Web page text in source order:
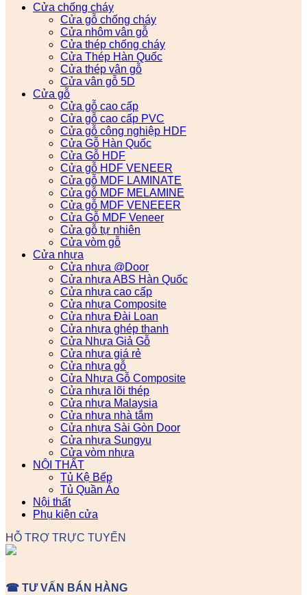
Cửa chống cháy
Cửa gỗ chống cháy
Cửa nhôm vân gỗ
Cửa thép chống cháy
Cửa Thép Hàn Quốc
Cửa thép vân gỗ
Cửa vân gỗ 5D
Cửa gỗ
Cửa gỗ cao cấp
Cửa gỗ cao cấp PVC
Cửa gỗ công nghiệp HDF
Cửa Gỗ Hàn Quốc
Cửa Gỗ HDF
Cửa gỗ HDF VENEER
Cửa gỗ MDF LAMINATE
Cửa gỗ MDF MELAMINE
Cửa gỗ MDF VENEEER
Cửa Gỗ MDF Veneer
Cửa gỗ tự nhiên
Cửa vòm gỗ
Cửa nhựa
Cửa nhựa @Door
Cửa nhựa ABS Hàn Quốc
Cửa nhựa cao cấp
Cửa nhựa Composite
Cửa nhựa Đài Loan
Cửa nhựa ghép thanh
Cửa Nhựa Giả Gỗ
Cửa nhựa giá rẻ
Cửa nhựa gỗ
Cửa Nhựa Gỗ Composite
Cửa nhựa lõi thép
Cửa nhựa Malaysia
Cửa nhựa nhà tắm
Cửa nhựa Sài Gòn Door
Cửa nhựa Sungyu
Cửa vòm nhựa
NỘI THẤT
Tủ Kệ Bếp
Tủ Quần Áo
Nội thất
Phụ kiện cửa
HỖ TRỢ TRỰC TUYẾN
☎ TƯ VẤN BÁN HÀNG